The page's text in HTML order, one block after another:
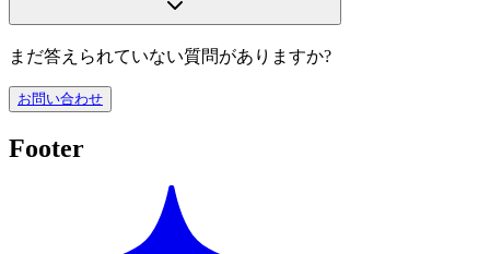
まだ答えられていない質問がありますか?
お問い合わせ
Footer